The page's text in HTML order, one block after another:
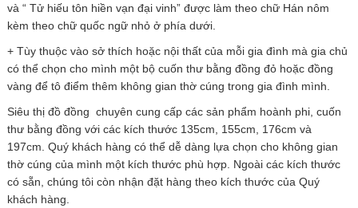
và “ Tử hiếu tôn hiền vạn đại vinh” được làm theo chữ Hán nôm
kèm theo chữ quốc ngữ nhỏ ở phía dưới.
+ Tùy thuộc vào sở thích hoặc nội thất của mỗi gia đình mà gia chủ
có thể chọn cho mình một bộ cuốn thư bằng đồng đỏ hoặc đồng
vàng để tô điểm thêm không gian thờ cúng trong gia đình mình.
Siêu thị đồ đồng chuyên cung cấp các sản phẩm hoành phi, cuốn
thư bằng đồng với các kích thước 135cm, 155cm, 176cm và
197cm. Quý khách hàng có thể dễ dàng lựa chọn cho không gian
thờ cúng của mình một kích thước phù hợp. Ngoài các kích thước
có sẵn, chúng tôi còn nhận đặt hàng theo kích thước của Quý
khách hàng.